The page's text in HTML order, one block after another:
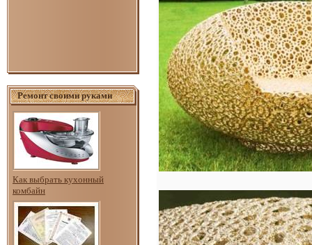
Ремонт своими руками
Как выбрать кухонный
комбайн